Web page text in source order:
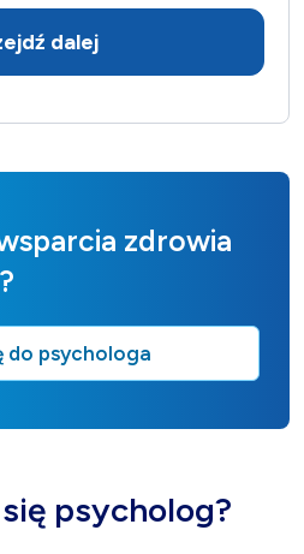
dalej
zdrowia
do psychologa
psycholog?